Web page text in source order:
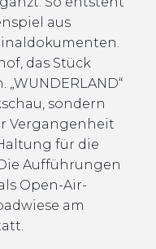
aus
das Stück
sondern
Vergangenheit
für die
Aufführungen
Open-Air-
am